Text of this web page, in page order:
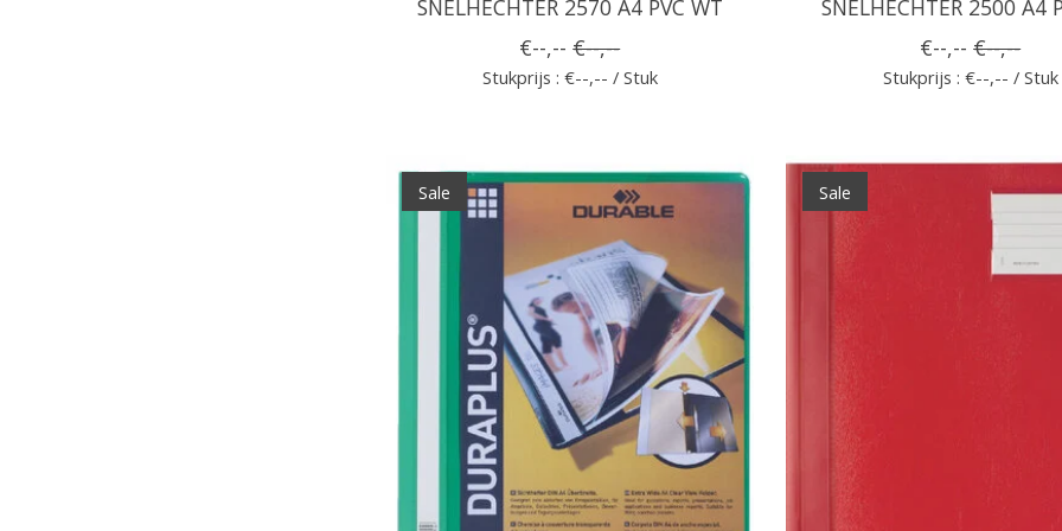
SNELHECHTER 2570 A4 PVC WT
€--,-- €--,--
Stukprijs : €--,-- / Stuk
SNELHECHTER 2500 A4
€--,-- €--,--
Stukprijs : €--,-- / Stuk
Sale Sale